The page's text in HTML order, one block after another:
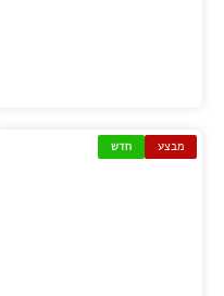
מבצע חדש